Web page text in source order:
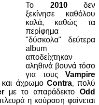
Το 2010 δεν
ξεκίνησε καθόλου
καλά, καθώς τα
περίφημα
"δύσκολα" δεύτερα
album
αποδείχτηκαν
αληθινά βουνά τόσο
για τους Vampire
άχρωμο Contra, πολύ
με το απαράδεκτοOdd
η κούραση φαίνεται